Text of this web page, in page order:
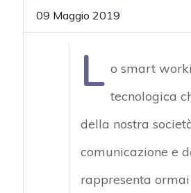
09 Maggio 2019
L o smart
tecnologica
della nostra
comunicazione e
rappresenta